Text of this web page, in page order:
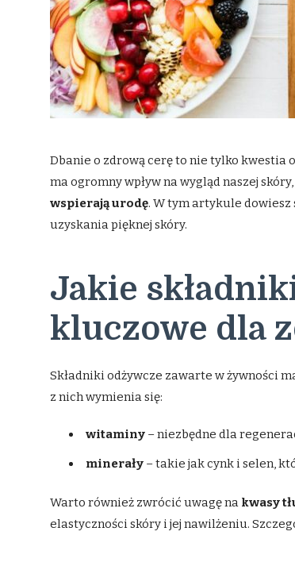
Dbanie o zdrową cerę to nie tylko kwestia
ma ogromny wpływ na wygląd naszej
wspierają urodę. W tym artykule dowiesz
uzyskania pięknej skóry.
Jakie
kluczowe dla
Składniki odżywcze zawarte w żywności
z nich wymienia się:
witaminy – niezbędne dla
minerały – takie jak cynk i selen,
Warto również zwrócić uwagę na kwasy
elastyczności skóry i jej nawilżeniu.